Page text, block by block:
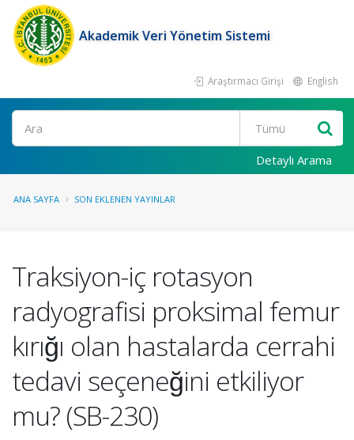
Akademik Veri Yönetim Sistemi
Araştırmacı Girişi English
Ara
Detaylı Arama
ANA SAYFA SON EKLENEN YAYINLAR
Traksiyon-iç rotasyon
radyografisi proksimal femur
kırığı olan hastalarda cerrahi
tedavi seçeneğini etkiliyor
mu? (SB-230)